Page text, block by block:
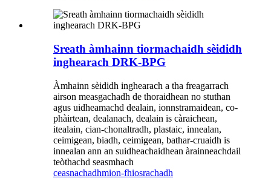
Sreath àmhainn tiormachaidh sèididh
inghearach DRK-BPG
Àmhainn sèididh inghearach a tha freagarrach
airson measgachadh de thoraidhean no stuthan
agus uidheamachd dealain, ionnstramaidean, co-
phàirtean, dealanach, dealain is càraichean,
itealain, cian-chonaltradh, plastaic, innealan,
ceimigean, biadh, ceimigean, bathar-cruaidh is
innealan ann an suidheachaidhean àrainneachdail
teòthachd seasmhach
ceasnachadhmion-fhiosrachadh